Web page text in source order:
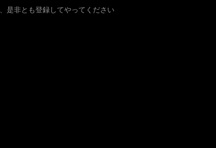
是非とも登録してやってください